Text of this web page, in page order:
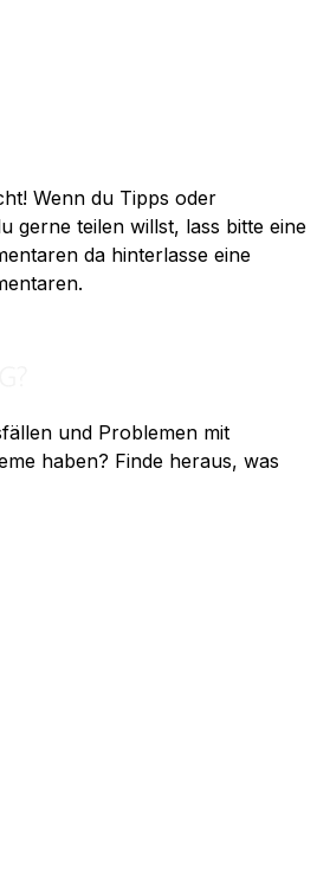
Wenn du Tipps oder
gerne teilen willst, lass bitte eine
da hinterlasse eine
und Problemen mit
haben? Finde heraus, was